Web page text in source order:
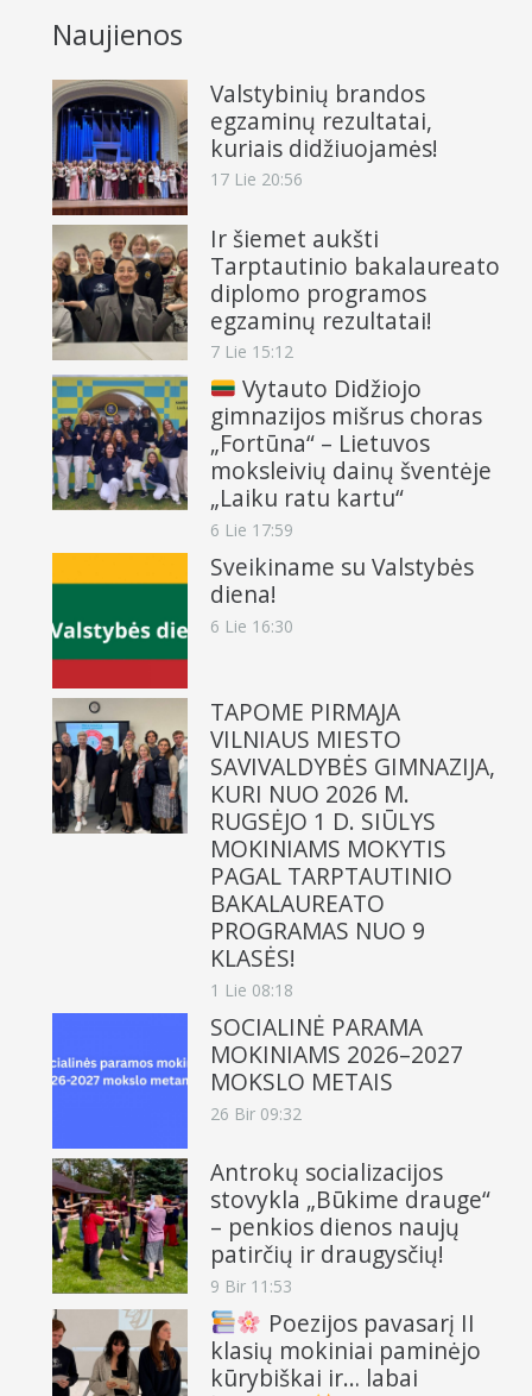
Naujienos
Valstybinių brandos
egzaminų rezultatai,
kuriais didžiuojamės!
17 Lie 20:56
Ir šiemet aukšti
Tarptautinio bakalaureato
diplomo programos
egzaminų rezultatai!
7 Lie 15:12
Vytauto Didžiojo
gimnazijos mišrus choras
„Fortūna“ – Lietuvos
moksleivių dainų šventėje
„Laiku ratu kartu“
6 Lie 17:59
Sveikiname su Valstybės
diena!
6 Lie 16:30
TAPOME PIRMĄJA
VILNIAUS MIESTO
SAVIVALDYBĖS GIMNAZIJA,
KURI NUO 2026 M.
RUGSĖJO 1 D. SIŪLYS
MOKINIAMS MOKYTIS
PAGAL TARPTAUTINIO
BAKALAUREATO
PROGRAMAS NUO 9
KLASĖS!
1 Lie 08:18
SOCIALINĖ PARAMA
MOKINIAMS 2026–2027
MOKSLO METAIS
26 Bir 09:32
Antrokų socializacijos
stovykla „Būkime drauge“
– penkios dienos naujų
patirčių ir draugysčių!
9 Bir 11:53
Poezijos pavasarį II
klasių mokiniai paminėjo
kūrybiškai ir… labai